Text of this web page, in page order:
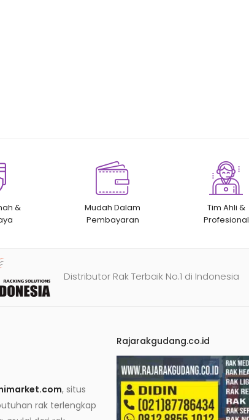
&
Mudah Dalam
Pembayaran
Tim Ahli &
Profesional
Distributor Rak Terbaik No.1 di Indonesia
, situs
rak terlengkap
Rajarakgudang.co.id